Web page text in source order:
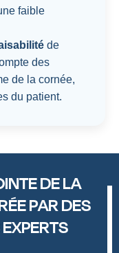
faible
de
des
de la cornée,
du patient.
DE LA
PAR DES